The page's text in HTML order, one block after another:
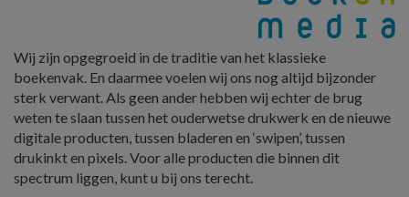
Wij zijn opgegroeid in de traditie van het klassieke
boekenvak. En daarmee voelen wij ons nog altijd bijzonder
sterk verwant. Als geen ander hebben wij echter de brug
weten te slaan tussen het ouderwetse drukwerk en de nieuwe
digitale producten, tussen bladeren en ‘swipen’, tussen
drukinkt en pixels. Voor alle producten die binnen dit
spectrum liggen, kunt u bij ons terecht.